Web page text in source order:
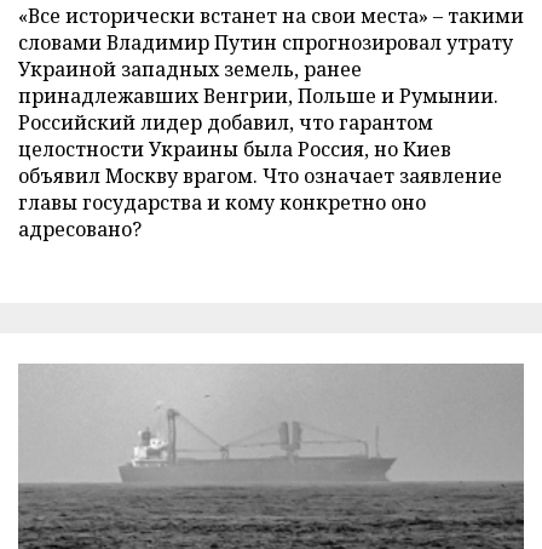
«Все исторически встанет на свои места» – такими
словами Владимир Путин спрогнозировал утрату
Украиной западных земель, ранее
принадлежавших Венгрии, Польше и Румынии.
Российский лидер добавил, что гарантом
целостности Украины была Россия, но Киев
объявил Москву врагом. Что означает заявление
главы государства и кому конкретно оно
адресовано?